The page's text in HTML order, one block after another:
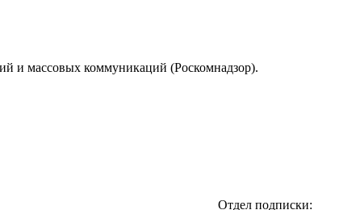
и массовых коммуникаций (Роскомнадзор).
Отдел подписки: